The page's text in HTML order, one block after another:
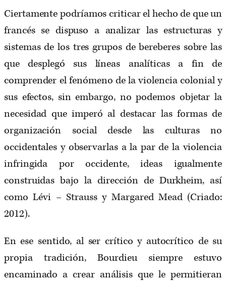
Ciertamente podríamos criticar el hecho de que un
francés se dispuso a analizar las estructuras y
sistemas de los tres grupos de bereberes sobre las
que desplegó sus líneas analíticas a fin de
comprender el fenómeno de la violencia colonial y
sus efectos, sin embargo, no podemos objetar la
necesidad que imperó al destacar las formas de
organización social desde las culturas no
occidentales y observarlas a la par de la violencia
infringida por occidente, ideas igualmente
construidas bajo la dirección de Durkheim, así
como Lévi – Strauss y Margared Mead (Criado:
2012).
En ese sentido, al ser crítico y autocrítico de su
propia tradición, Bourdieu siempre estuvo
encaminado a crear análisis que le permitieran